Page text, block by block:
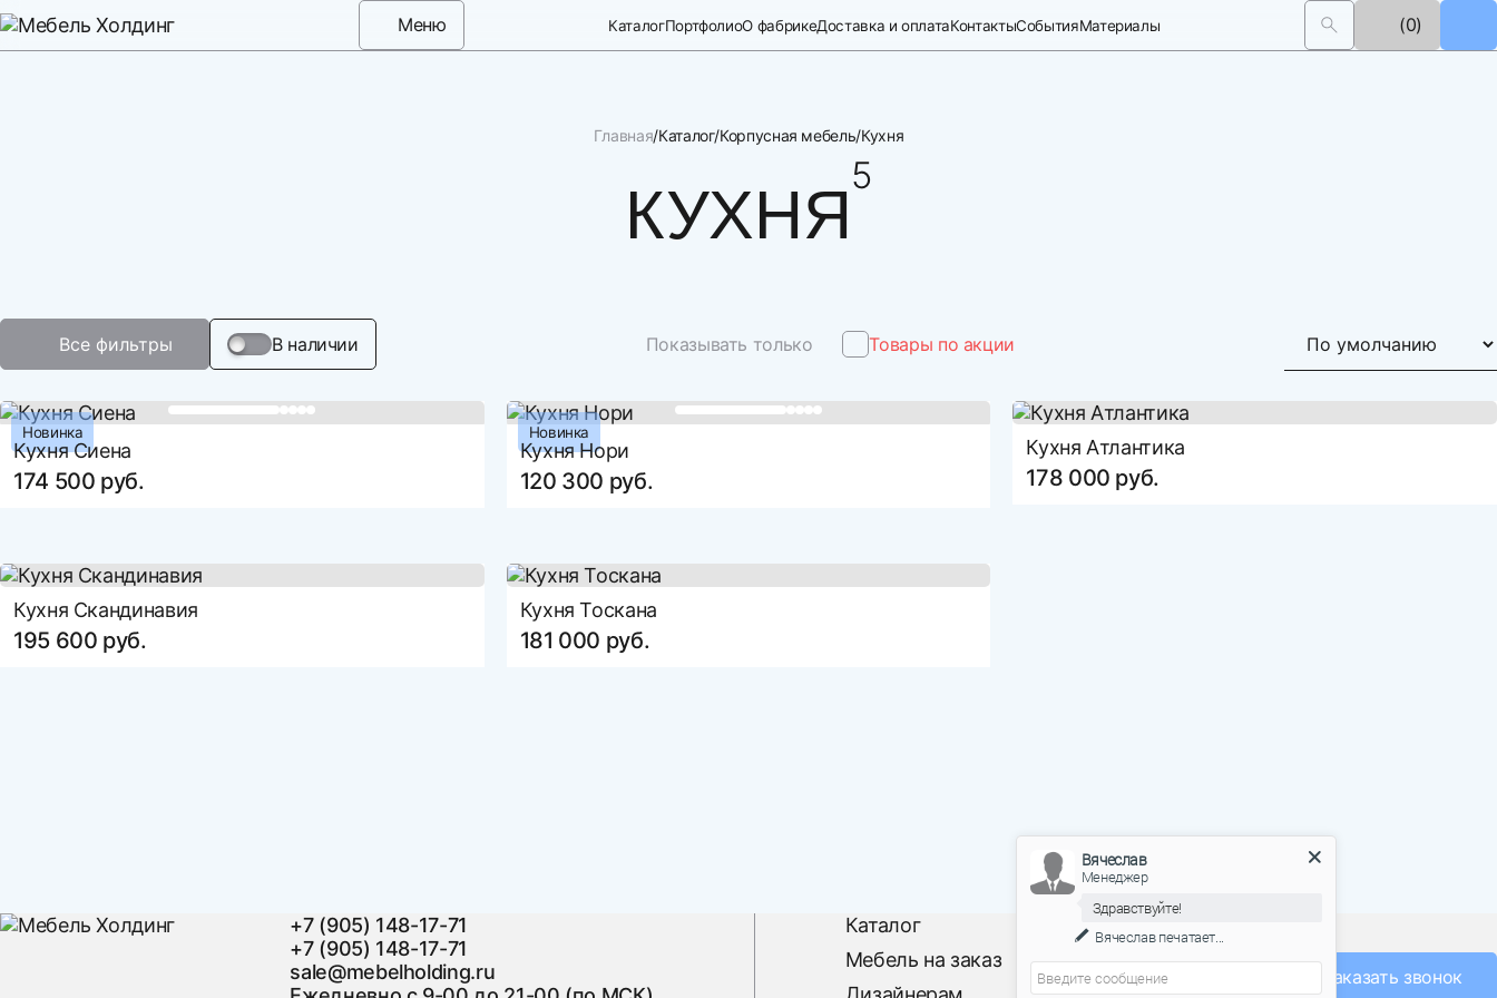
Меню КаталогПортфолиоО фабрикеДоставка и оплатаКонтактыСобытияМатериалы (0)
Главная Каталог Корпусная мебель Кухня
КУХНЯ
5
Все фильтры В наличии Показывать только Товары по акции
Новинка
Кухня Сиена
174 500 руб.
Новинка
Кухня Нори
120 300 руб.
Кухня Атлантика
178 000 руб.
Кухня Скандинавия
195 600 руб.
Кухня Тоскана
181 000 руб.
+7 (905) 148-17-71
+7 (905) 148-17-71
sale@mebelholding.ru
Каталог
Мебель на заказ
О фабрике
Оплата и доставка
Заказать звонок
Вячеслав
Менеджер
Здравствуйте!
Вячеславпечатает...